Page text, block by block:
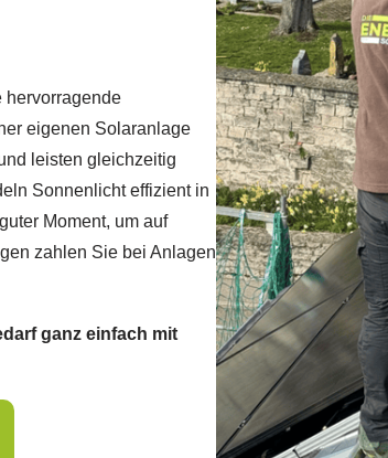
hervorragende
eigenen Solaranlage
leisten gleichzeitig
Sonnenlicht effizient in
Moment, um auf
zahlen Sie bei Anlagen
ganz einfach mit